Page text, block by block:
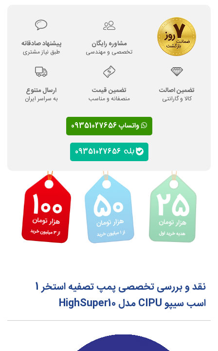
مشاوره رایگان
تخصصی و مهندسی
پیشنهاد صادقانه
طبق نیاز مشتری
تضمین اصالت
کالا و گارانتی
تضمین قیمت
منصفانه و مناسب
ارسال متنوع
به سراسر ایران
واتساپ 09351027656
نقد و بررسی تخصصی پمپ تصفیه استخر 1
اسب سیپو CIPU مدل HighSuper10